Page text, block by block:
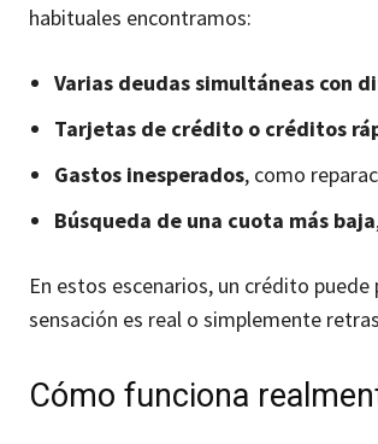
habituales encontramos:
Varias deudas simultáneas con
Tarjetas de crédito o créditos
Gastos inesperados, como
Búsqueda de una cuota más baja
En estos escenarios, un crédito
sensación es real o simplemente
Cómo funciona